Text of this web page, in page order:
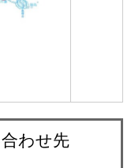
わせ先